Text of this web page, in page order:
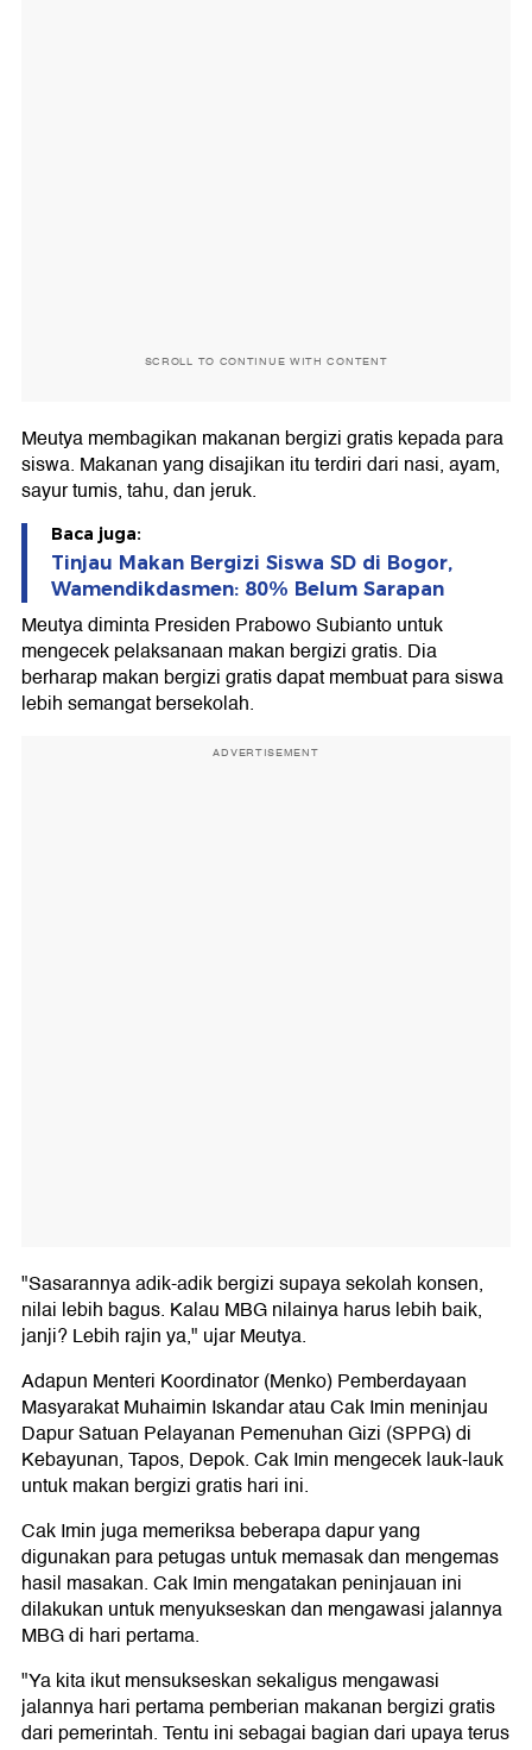
SCROLL TO CONTINUE WITH CONTENT
Meutya membagikan makanan bergizi gratis kepada para
siswa. Makanan yang disajikan itu terdiri dari nasi, ayam,
sayur tumis, tahu, dan jeruk.
Baca juga:
Tinjau Makan Bergizi Siswa SD di Bogor,
Wamendikdasmen: 80% Belum Sarapan
Meutya diminta Presiden Prabowo Subianto untuk
mengecek pelaksanaan makan bergizi gratis. Dia
berharap makan bergizi gratis dapat membuat para siswa
lebih semangat bersekolah.
ADVERTISEMENT
"Sasarannya adik-adik bergizi supaya sekolah konsen,
nilai lebih bagus. Kalau MBG nilainya harus lebih baik,
janji? Lebih rajin ya," ujar Meutya.
Adapun Menteri Koordinator (Menko) Pemberdayaan
Masyarakat Muhaimin Iskandar atau Cak Imin meninjau
Dapur Satuan Pelayanan Pemenuhan Gizi (SPPG) di
Kebayunan, Tapos, Depok. Cak Imin mengecek lauk-lauk
untuk makan bergizi gratis hari ini.
Cak Imin juga memeriksa beberapa dapur yang
digunakan para petugas untuk memasak dan mengemas
hasil masakan. Cak Imin mengatakan peninjauan ini
dilakukan untuk menyukseskan dan mengawasi jalannya
MBG di hari pertama.
"Ya kita ikut mensukseskan sekaligus mengawasi
jalannya hari pertama pemberian makanan bergizi gratis
dari pemerintah. Tentu ini sebagai bagian dari upaya terus